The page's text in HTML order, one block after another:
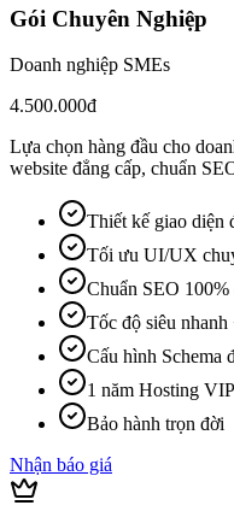
Gói Chuyên Nghiệp
Doanh nghiệp SMEs
4.500.000đ
Lựa chọn hàng đầu cho
website đẳng cấp, chuẩn
Thiết kế giao diện
Tối ưu UI/UX
Chuẩn SEO 100%
Tốc độ siêu nhanh
Cấu hình Schema
1 năm Hosting VIP
Bảo hành trọn đời
Nhận báo giá